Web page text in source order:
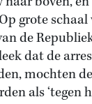
grote schaal
de
dat de
mochten
als